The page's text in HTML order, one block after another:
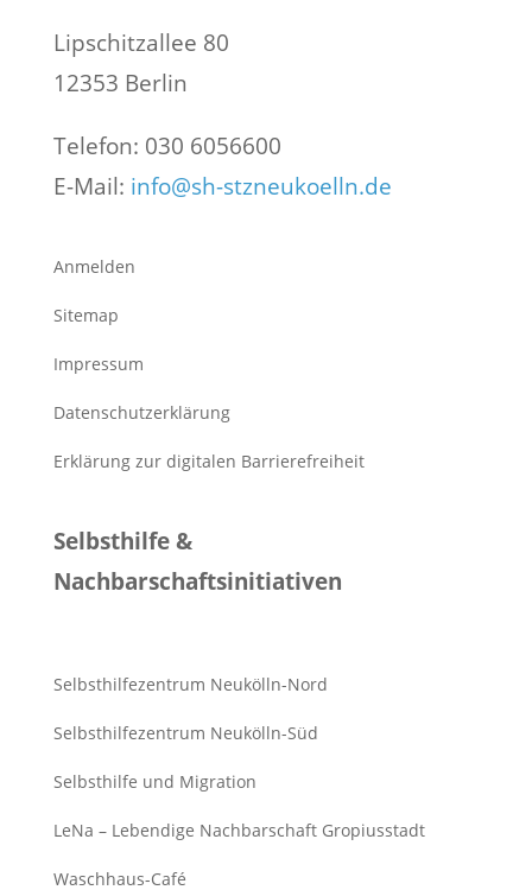
Lipschitzallee 80
12353 Berlin
Telefon: 030 6056600
E-Mail: info@sh-stzneukoelln.de
Anmelden
Sitemap
Impressum
Datenschutzerklärung
Erklärung zur digitalen Barrierefreiheit
Selbsthilfe &
Nachbarschaftsinitiativen
Selbsthilfezentrum Neukölln-Nord
Selbsthilfezentrum Neukölln-Süd
Selbsthilfe und Migration
LeNa – Lebendige Nachbarschaft Gropiusstadt
Waschhaus-Café